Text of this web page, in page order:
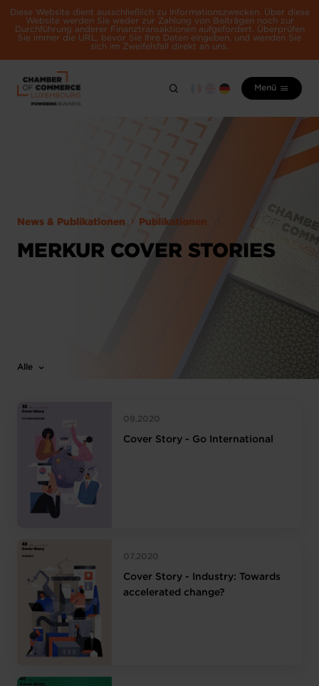
Diese Website dient ausschließlich zu Informationszwecken. Über diese
Website werden Sie weder zur Zahlung von Beiträgen noch zur
Durchführung anderer Finanztransaktionen aufgefordert. Überprüfen
Sie immer die URL, bevor Sie Ihre Daten eingeben, und wenden Sie
sich im Zweifelsfall direkt an uns.
Menü
News & Publikationen Publikationen
MERKUR COVER STORIES
Alle
09.2020
Cover Story - Go International
07.2020
Cover Story - Industry: Towards
accelerated change?